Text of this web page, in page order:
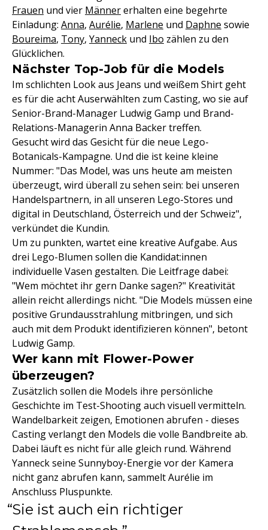
Frauen und vier Männererhalten eine begehrte
Einladung: Anna, Aurélie, Marlene und Daphne sowie
Boureima, Tony, Yanneck und Ibo zählen zu den
Glücklichen.
Nächster Top-Job für die Models
Im schlichten Look aus Jeans und weißem Shirt geht
es für die acht Auserwählten zum Casting, wo sie auf
Senior-Brand-Manager Ludwig Gamp und Brand-
Relations-Managerin Anna Backer treffen.
Gesucht wird das Gesicht für die neue Lego-
Botanicals-Kampagne. Und die ist keine kleine
Nummer: "Das Model, was uns heute am meisten
überzeugt, wird überall zu sehen sein: bei unseren
Handelspartnern, in all unseren Lego-Stores und
digital in Deutschland, Österreich und der Schweiz",
verkündet die Kundin.
Um zu punkten, wartet eine kreative Aufgabe. Aus
drei Lego-Blumen sollen die Kandidat:innen
individuelle Vasen gestalten. Die Leitfrage dabei:
"Wem möchtet ihr gern Danke sagen?" Kreativität
allein reicht allerdings nicht. "Die Models müssen eine
positive Grundausstrahlung mitbringen, und sich
auch mit dem Produkt identifizieren können", betont
Ludwig Gamp.
Wer kann mit Flower-Power
überzeugen?
Zusätzlich sollen die Models ihre persönliche
Geschichte im Test-Shooting auch visuell vermitteln.
Wandelbarkeit zeigen, Emotionen abrufen - dieses
Casting verlangt den Models die volle Bandbreite ab.
Dabei läuft es nicht für alle gleich rund. Während
Yanneck seine Sunnyboy-Energie vor der Kamera
nicht ganz abrufen kann, sammelt Aurélie im
Anschluss Pluspunkte.
Sie ist auch ein richtiger